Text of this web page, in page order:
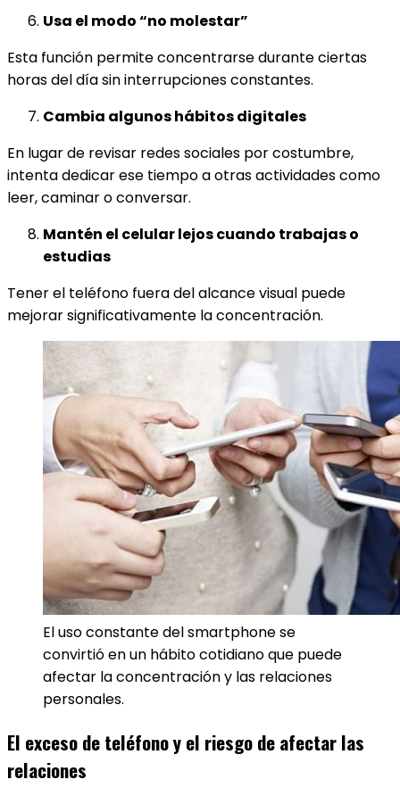
Usa el modo “no molestar”
Esta función permite concentrarse durante ciertas
horas del día sin interrupciones constantes.
Cambia algunos hábitos digitales
En lugar de revisar redes sociales por costumbre,
intenta dedicar ese tiempo a otras actividades como
leer, caminar o conversar.
Mantén el celular lejos cuando trabajas o
estudias
Tener el teléfono fuera del alcance visual puede
mejorar significativamente la concentración.
El uso constante del smartphone se
convirtió en un hábito cotidiano que puede
afectar la concentración y las relaciones
personales.
El exceso de teléfono y el riesgo de afectar las
relaciones